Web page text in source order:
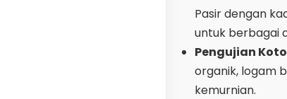
Pasir dengan
untuk berbagai
Pengujian
organik, logam
kemurnian.